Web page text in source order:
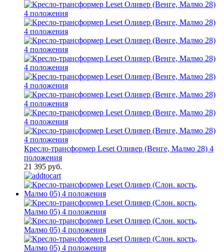
Кресло-трансформер Leset Оливер (Венге, Малмо 28) 4
положения
21 395 руб.